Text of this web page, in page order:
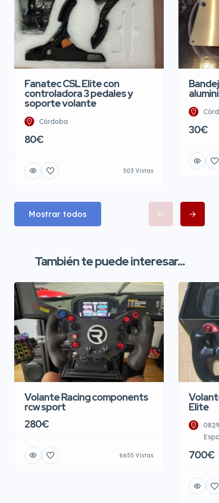
Fanatec CSL Elite con
controladora 3 pedales y
soporte volante
Córdoba
80€
503 Vistas
30€
Mostrar todos
También te puede interesar...
Volante Racing components
rcw sport
280€
6655 Vistas
Elite
700€